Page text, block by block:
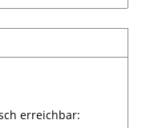
erreichbar: